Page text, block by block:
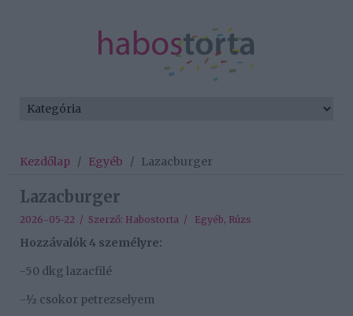
Kezdőlap / Egyéb / Lazacburger
Lazacburger
2026-05-22 / Szerző: Habostorta / Egyéb, Rúzs
Hozzávalók 4 személyre:
-50 dkg lazacfilé
-½ csokor petrezselyem